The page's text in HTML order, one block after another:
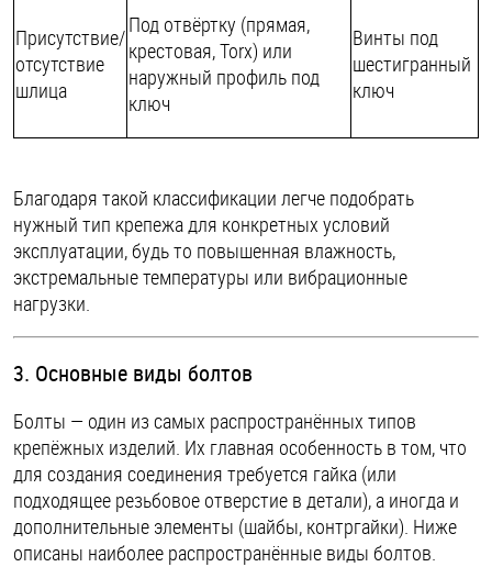
Присутствие/
отсутствие
шлица
Под отвёртку (прямая,
крестовая, Torx) или
наружный профиль под
ключ
Винты под
шестигранный
ключ
Благодаря такой классификации легче подобрать
нужный тип крепежа для конкретных условий
эксплуатации, будь то повышенная влажность,
экстремальные температуры или вибрационные
нагрузки.
3. Основные виды болтов
Болты — один из самых распространённых типов
крепёжных изделий. Их главная особенность в том, что
для создания соединения требуется гайка (или
подходящее резьбовое отверстие в детали), а иногда и
дополнительные элементы (шайбы, контргайки). Ниже
описаны наиболее распространённые виды болтов.